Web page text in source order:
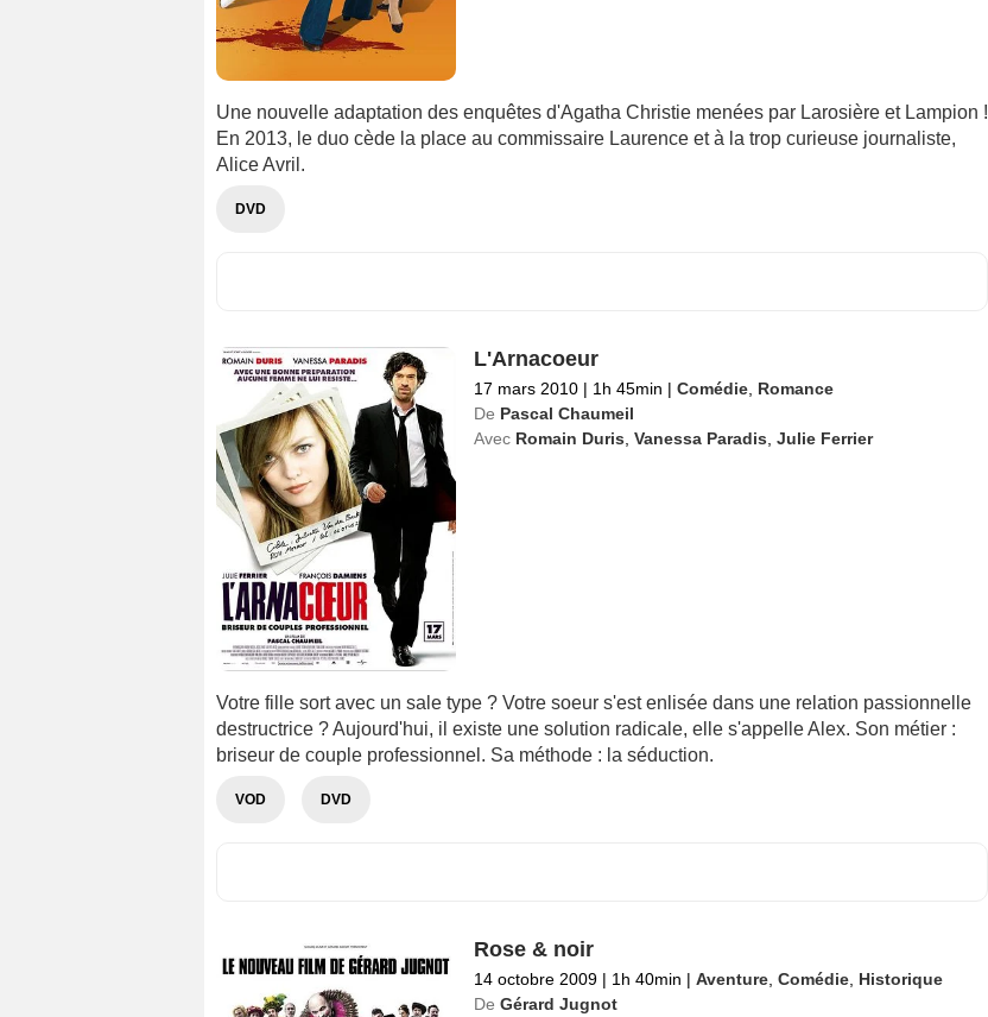
Une nouvelle adaptation des enquêtes d'Agatha Christie menées par Larosière et Lampion !
En 2013, le duo cède la place au commissaire Laurence et à la trop curieuse journaliste,
Alice Avril.
DVD
L'Arnacoeur
17 mars 2010 | 1h 45min | Comédie, Romance
De Pascal Chaumeil
Avec Romain Duris Vanessa Paradis Julie Ferrier
Votre fille sort avec un sale type ? Votre soeur s'est enlisée dans une relation passionnelle
destructrice ? Aujourd'hui, il existe une solution radicale, elle s'appelle Alex. Son métier :
briseur de couple professionnel. Sa méthode : la séduction.
VOD DVD
Rose & noir
14 octobre 2009 | 1h 40min | Aventure, Comédie, Historique
De Gérard Jugnot